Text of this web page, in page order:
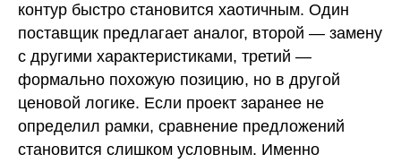
контур быстро становится хаотичным. Один
поставщик предлагает аналог, второй — замену
с другими характеристиками, третий —
формально похожую позицию, но в другой
ценовой логике. Если проект заранее не
определил рамки, сравнение предложений
становится слишком условным. Именно